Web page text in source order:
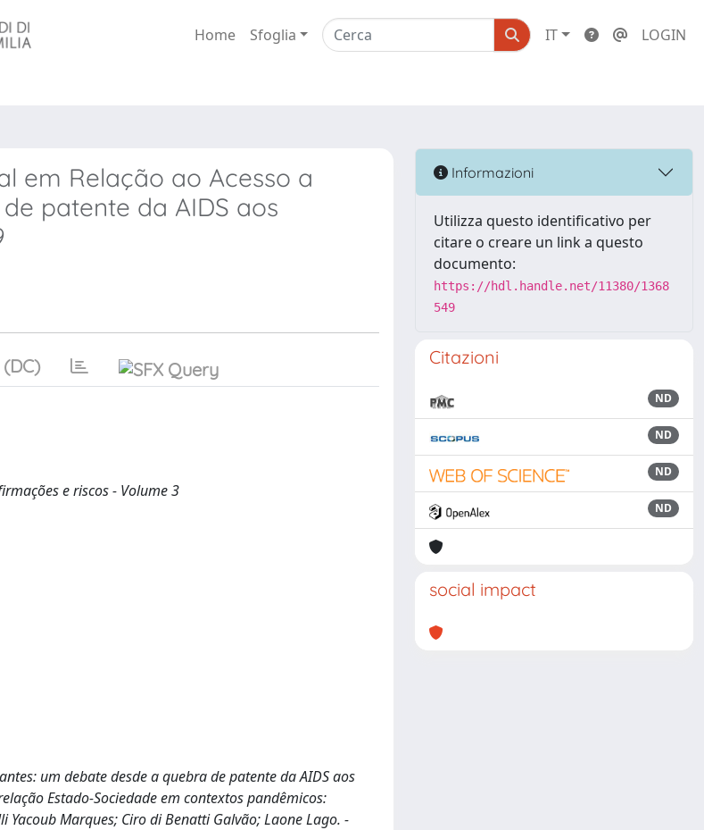
Home Sfoglia IT LOGIN
em Relação ao Acesso a
patente da AIDS aos
e riscos - Volume 3
um debate desde a quebra de patente da AIDS aos
Estado-Sociedade em contextos pandêmicos:
Marques; Ciro di Benatti Galvão; Laone Lago. -
Informazioni
Utilizza questo identificativo per
citare o creare un link a questo
documento:
https://hdl.handle.net/11380/1368
549
Citazioni
ND
ND
ND
ND
social impact